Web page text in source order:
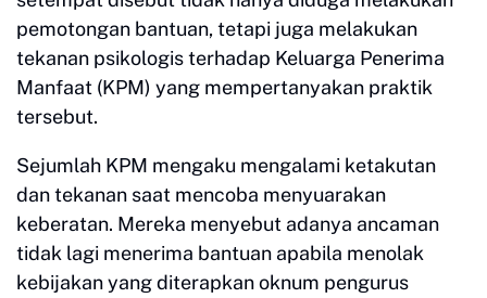
pemotongan bantuan, tetapi juga melakukan
tekanan psikologis terhadap Keluarga Penerima
Manfaat (KPM) yang mempertanyakan praktik
tersebut.
Sejumlah KPM mengaku mengalami ketakutan
dan tekanan saat mencoba menyuarakan
keberatan. Mereka menyebut adanya ancaman
tidak lagi menerima bantuan apabila menolak
kebijakan yang diterapkan oknum pengurus